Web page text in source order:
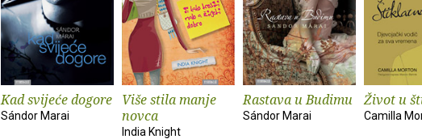
Kad svijeće dogore
Sándor Marai
Više stila manje
novca
India Knight
Rastava u Budimu
Sándor Marai
Život u
Camilla